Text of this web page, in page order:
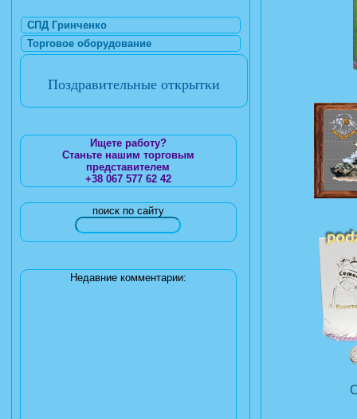
СПД Гринченко
Торговое оборудование
Поздравительные открытки
Ищете работу?
Станьте нашим торговым
представителем
+38 067 577 62 42
поиск по сайту
Недавние комментарии: